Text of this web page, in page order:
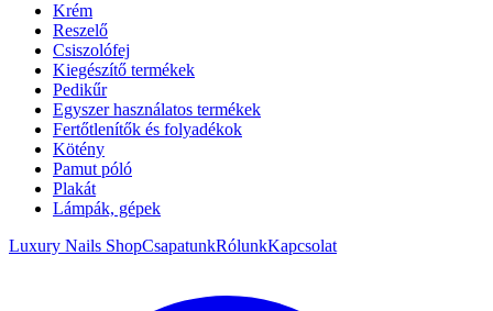
Krém
Reszelő
Csiszolófej
Kiegészítő termékek
Pedikűr
Egyszer használatos termékek
Fertőtlenítők és folyadékok
Kötény
Pamut póló
Plakát
Lámpák, gépek
Luxury Nails ShopCsapatunkRólunkKapcsolat